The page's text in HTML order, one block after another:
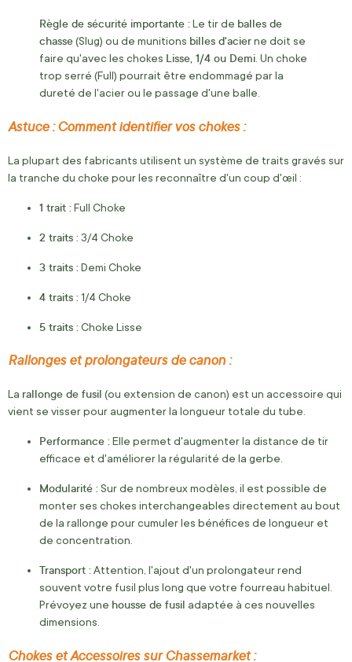
Règle de sécurité importante : Le tir de balles de
chasse(Slug) ou de munitions billes d'acierne doit se
faire qu'avec les chokes Lisse, 1/4 ou Demi . Un choke
trop serré (Full) pourrait être endommagé par la
dureté de l'acier ou le passage d'une balle.
Astuce : Comment identifier vos chokes :
La plupart des fabricants utilisent un système de traits gravés sur
la tranche du choke pour les reconnaître d'un coup d'œil :
1 trait : Full Choke
2 traits : 3/4 Choke
3 traits : Demi Choke
4 traits : 1/4 Choke
5 traits : Choke Lisse
Rallonges et prolongateurs de canon :
La rallonge de fusil (ou extension de canon) est un accessoire qui
vient se visser pour augmenter la longueur totale du tube.
Performance : Elle permet d'augmenter la distance de tir
efficace et d'améliorer la régularité de la gerbe.
Modularité : Sur de nombreux modèles, il est possible de
monter ses chokes interchangeables directement au bout
de la rallonge pour cumuler les bénéfices de longueur et
de concentration.
Transport : Attention, l'ajout d'un prolongateur rend
souvent votre fusil plus long que votre fourreau habituel.
Prévoyez une housse de fusil adaptée à ces nouvelles
dimensions.
Chokes et Accessoires sur Chassemarket :